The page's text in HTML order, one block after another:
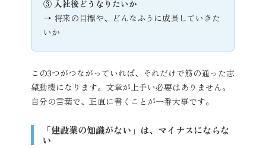
③ 入社後どうなりたいか
→ 将来の目標や、どんなふうに成長していきた
いか
この3つがつながっていれば、それだけで筋の通った志
望動機になります。文章が上手い必要はありません。
自分の言葉で、正直に書くことが一番大事です。
「建設業の知識がない」は、マイナスにならな
い